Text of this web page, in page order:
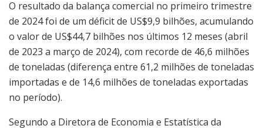
O resultado da balança comercial no primeiro trimestre
de 2024 foi de um déficit de US$9,9 bilhões, acumulando
o valor de US$44,7 bilhões nos últimos 12 meses (abril
de 2023 a março de 2024), com recorde de 46,6 milhões
de toneladas (diferença entre 61,2 milhões de toneladas
importadas e de 14,6 milhões de toneladas exportadas
no período).
Segundo a Diretora de Economia e Estatística da